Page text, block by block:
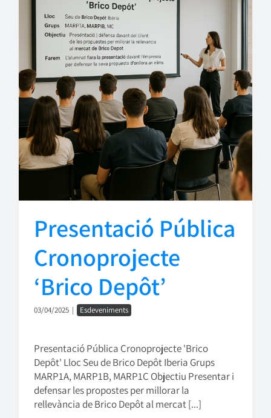
Presentació Pública
Cronoprojecte
‘Brico Depôt’
03/04/2025 | Esdeveniments
Presentació Pública Cronoprojecte 'Brico
Depôt' Lloc Seu de Brico Depôt Iberia Grups
MARP1A, MARP1B, MARP1C Objectiu Presentar i
defensar les propostes per millorar la
rellevància de Brico Depôt al mercat [...]